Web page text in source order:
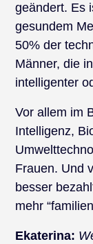
geändert. Es
gesundem
50% der
Männer, die
intelligenter
Vor allem im
Intelligenz,
Frauen. Und
besser
mehr
Ekaterina: